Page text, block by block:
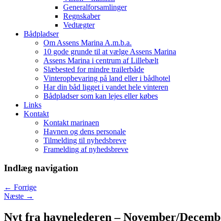
Generalforsamlinger
Regnskaber
Vedtægter
Bådpladser
Om Assens Marina A.m.b.a.
10 gode grunde til at vælge Assens Marina
Assens Marina i centrum af Lillebælt
Slæbested for mindre trailerbåde
Vinteropbevaring på land eller i bådhotel
Har din båd ligget i vandet hele vinteren
Bådpladser som kan lejes eller købes
Links
Kontakt
Kontakt marinaen
Havnen og dens personale
Tilmelding til nyhedsbreve
Framelding af nyhedsbreve
Indlæg navigation
← Forrige
Næste →
Nyt fra havnelederen – November/